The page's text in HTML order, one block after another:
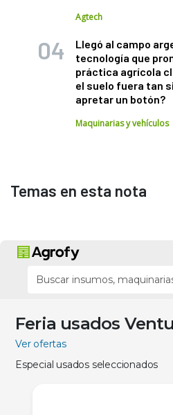
Agtech
Llegó al campo
tecnología que
práctica agrícola
el suelo fuera tan
apretar un botón?
Maquinarias y vehículos
Temas en esta nota
Feria usados
Ver ofertas
Especial usados seleccionados